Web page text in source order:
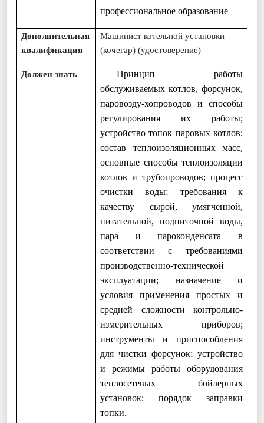
профессиональное образование
Дополнительная
квалификация
Машинист котельной установки
(кочегар) (удостоверение)
Должен знать
Принцип работы
обслуживаемых котлов, форсунок,
паровозду-хопроводов и способы
регулирования их работы;
устройство топок паровых котлов;
состав теплоизоляционных масс,
основные способы теплоизоляции
котлов и трубопроводов; процесс
очистки воды; требования к
качеству сырой, умягченной,
питательной, подпиточной воды,
пара и пароконденсата в
соответствии с требованиями
производственно-технической
эксплуатации; назначение и
условия применения простых и
средней сложности контрольно-
измерительных приборов;
инструменты и приспособления
для чистки форсунок; устройство
и режимы работы оборудования
теплосетевых бойлерных
установок; порядок заправки
топки.